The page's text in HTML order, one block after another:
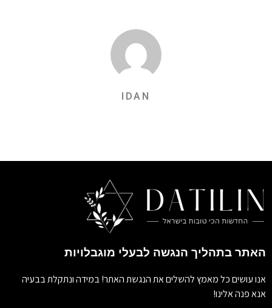
IDAN
האתר בתהליך הנגשה לבעלי מוגבלויות
אנו עושים כל מאמץ להשלים את הנגשת האתר! במידה ונתקלת בבעיה
אנא פנה אלינו!